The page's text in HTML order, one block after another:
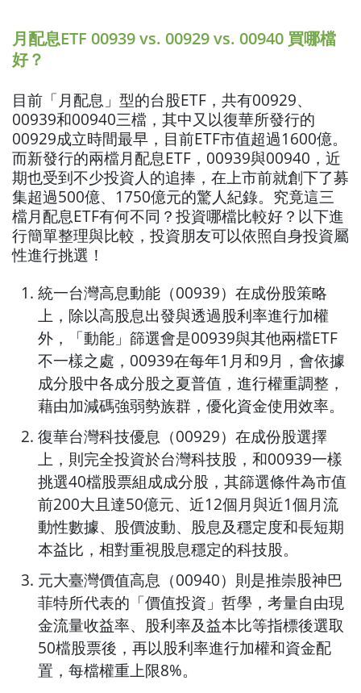
月配息ETF 00939 vs. 00929 vs. 00940 買哪檔
好？
目前「月配息」型的台股ETF，共有00929、
00939和00940三檔，其中又以復華所發行的
00929成立時間最早，目前ETF市值超過1600億。
而新發行的兩檔月配息ETF，00939與00940，近
期也受到不少投資人的追捧，在上市前就創下了募
集超過500億、1750億元的驚人紀錄。究竟這三
檔月配息ETF有何不同？投資哪檔比較好？以下進
行簡單整理與比較，投資朋友可以依照自身投資屬
性進行挑選！
統一台灣高息動能（00939）在成份股策略
上，除以高股息出發與透過股利率進行加權
外，「動能」篩選會是00939與其他兩檔ETF
不一樣之處，00939在每年1月和9月，會依據
成分股中各成分股之夏普值，進行權重調整，
藉由加減碼強弱勢族群，優化資金使用效率。
復華台灣科技優息（00929）在成份股選擇
上，則完全投資於台灣科技股，和00939一樣
挑選40檔股票組成成分股，其篩選條件為市值
前200大且達50億元、近12個月與近1個月流
動性數據、股價波動、股息及穩定度和長短期
本益比，相對重視股息穩定的科技股。
元大臺灣價值高息（00940）則是推崇股神巴
菲特所代表的「價值投資」哲學，考量自由現
金流量收益率、股利率及益本比等指標後選取
50檔股票後，再以股利率進行加權和資金配
置，每檔權重上限8%。